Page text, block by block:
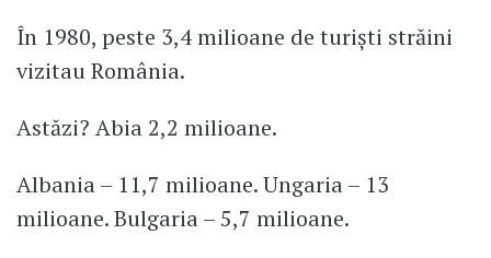
În 1980, peste 3,4 milioane de turiști străini
vizitau România.
Astăzi? Abia 2,2 milioane.
Albania – 11,7 milioane. Ungaria – 13
milioane. Bulgaria – 5,7 milioane.